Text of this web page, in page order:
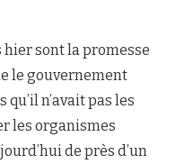
hier sont la promesse
le gouvernement
n’avait pas les
les organismes
de près d’un